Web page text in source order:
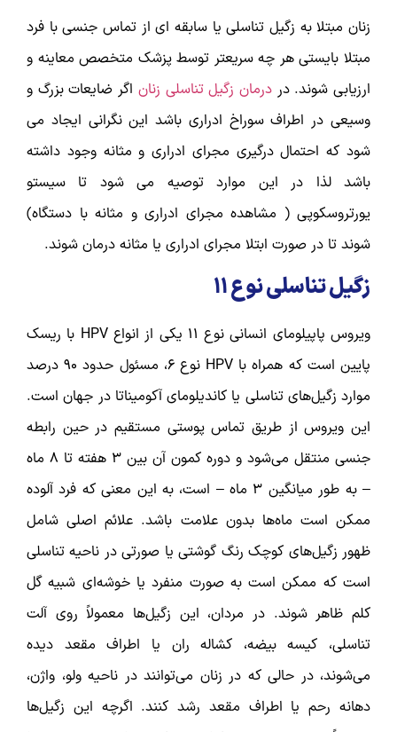
زنان مبتلا به زگیل تناسلی یا سابقه ای از تماس جنسی با فرد
مبتلا بایستی هر چه سریعتر توسط پزشک متخصص معاینه و
ارزیابی شوند. دردرمان زگیل تناسلی زنان اگر ضایعات بزرگ و
وسیعی در اطراف سوراخ ادراری باشد این نگرانی ایجاد می
شود که احتمال درگیری مجرای ادراری و مثانه وجود داشته
باشد لذا در این موارد توصیه می شود تا سیستو
یورتروسکوپی ( مشاهده مجرای ادراری و مثانه با دستگاه)
شوند تا در صورت ابتلا مجرای ادراری یا مثانه درمان شوند.
زگیل تناسلی نوع ۱۱
ویروس پاپیلومای انسانی نوع ۱۱ یکی از انواع HPV با ریسک
پایین است که همراه با HPV نوع ۶، مسئول حدود ۹۰ درصد
موارد زگیل‌های تناسلی یا کاندیلومای آکومیناتا در جهان است.
این ویروس از طریق تماس پوستی مستقیم در حین رابطه
جنسی منتقل می‌شود و دوره کمون آن بین ۳ هفته تا ۸ ماه
– به طور میانگین ۳ ماه – است، به این معنی که فرد آلوده
ممکن است ماه‌ها بدون علامت باشد. علائم اصلی شامل
ظهور زگیل‌های کوچک رنگ گوشتی یا صورتی در ناحیه تناسلی
است که ممکن است به صورت منفرد یا خوشه‌ای شبیه گل
کلم ظاهر شوند. در مردان، این زگیل‌ها معمولاً روی آلت
تناسلی، کیسه بیضه، کشاله ران یا اطراف مقعد دیده
می‌شوند، در حالی که در زنان می‌توانند در ناحیه ولو، واژن،
دهانه رحم یا اطراف مقعد رشد کنند. اگرچه این زگیل‌ها